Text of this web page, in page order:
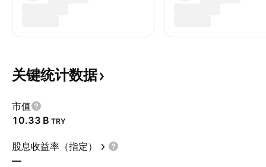
关键统计数据
市值
‪10.33 B‬ TRY
股息收益率（指定）
—